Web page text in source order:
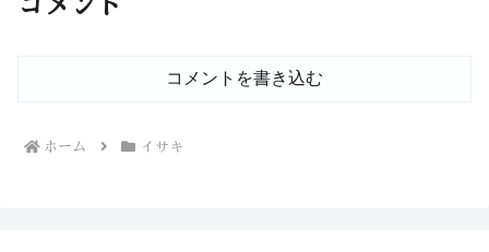
コメントを書き込む
ホーム イサキ